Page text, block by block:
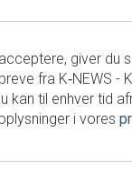
giver du
fra K‑NEWS
kan til enhver tid
i vores